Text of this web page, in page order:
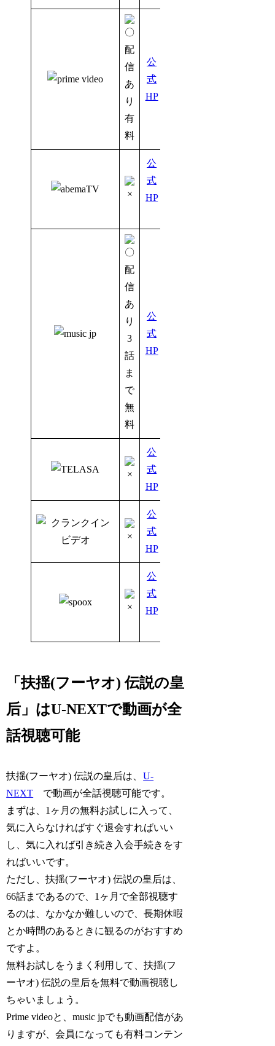
有
料
公
式
HP
公
式
HP
3
話
ま
で
無
料
公
式
HP
公
式
HP
公
式
HP
公
式
HP
「扶揺(フーヤオ) 伝説の皇
后」はU-NEXTで動画が全
話視聴可能
扶揺(フーヤオ) 伝説の皇后は、 U-
NEXT で動画が全話視聴可能です。
まずは、1ヶ月の無料お試しに入って、
気に入らなければすぐ退会すればいい
し、気に入れば引き続き入会手続きをす
ればいいです。
ただし、扶揺(フーヤオ) 伝説の皇后は、
66話まであるので、1ヶ月で全部視聴す
るのは、なかなか難しいので、長期休暇
とか時間のあるときに観るのがおすすめ
ですよ。
無料お試しをうまく利用して、扶揺(フ
ーヤオ) 伝説の皇后を無料で動画視聴し
ちゃいましょう。
Prime videoと、music jpでも動画配信があ
りますが、会員になっても有料コンテン